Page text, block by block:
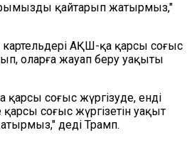
қайтарып жатырмыз,"
АҚШ-қа қарсы соғыс
оларға жауап беру уақыты
қарсы соғыс жүргізуде, енді
соғыс жүргізетін уақыт
деді Трамп.